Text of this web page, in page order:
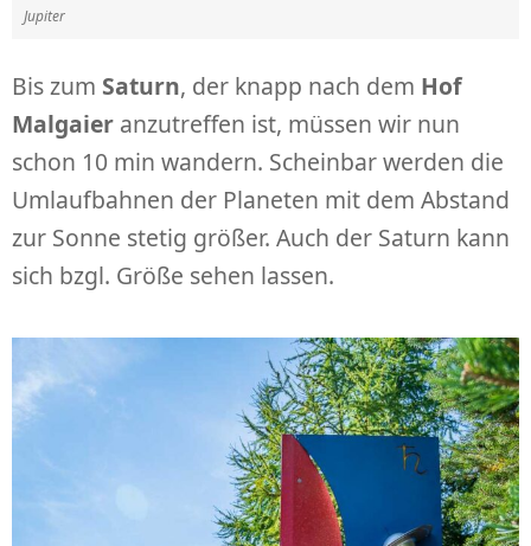
Jupiter
Bis zum Saturn, der knapp nach dem Hof
Malgaier anzutreffen ist, müssen wir nun
schon 10 min wandern. Scheinbar werden die
Umlaufbahnen der Planeten mit dem Abstand
zur Sonne stetig größer. Auch der Saturn kann
sich bzgl. Größe sehen lassen.